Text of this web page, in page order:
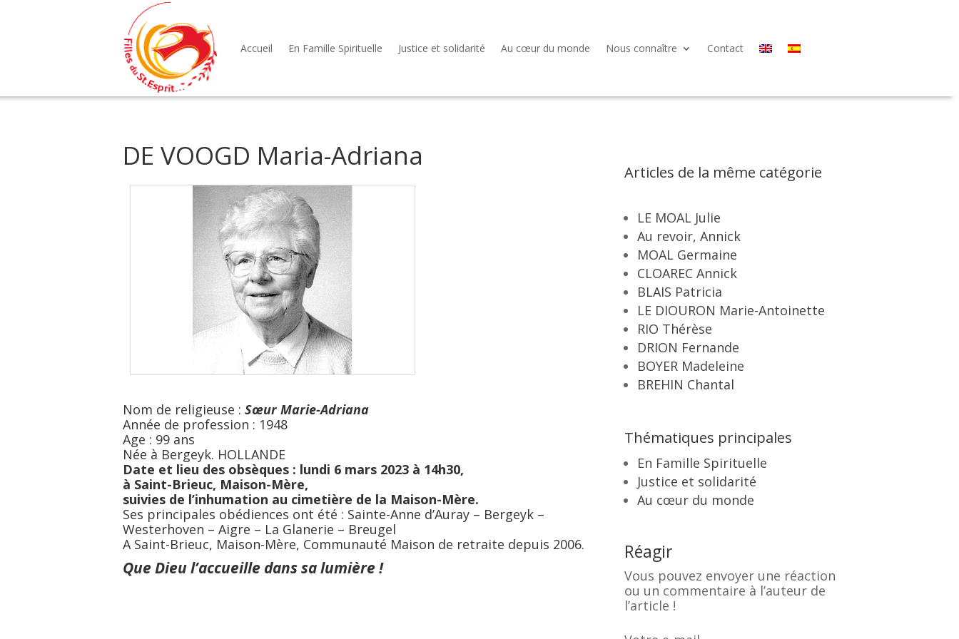
Accueil En Famille Spirituelle Justice et solidarité Au cœur du monde Nous connaître Contact
DE VOOGD Maria-Adriana
Nom de religieuse : Sœur Marie-Adriana
Année de profession : 1948
Age : 99 ans
Née à Bergeyk. HOLLANDE
Date et lieu des obsèques : lundi 6 mars 2023 à 14h30,
à Saint-Brieuc, Maison-Mère,
suivies de l’inhumation au cimetière de la Maison-Mère.
Ses principales obédiences ont été : Sainte-Anne d’Auray – Bergeyk –
Westerhoven – Aigre – La Glanerie – Breugel
A Saint-Brieuc, Maison-Mère, Communauté Maison de retraite depuis 2006.
Que Dieu l’accueille dans sa lumière !
Articles de la même catégorie
LE MOAL Julie
Au revoir, Annick
MOAL Germaine
CLOAREC Annick
BLAIS Patricia
LE DIOURON Marie-Antoinette
RIO Thérèse
DRION Fernande
BOYER Madeleine
BREHIN Chantal
Thématiques principales
En Famille Spirituelle
Justice et solidarité
Au cœur du monde
Réagir
Vous pouvez envoyer une réaction
ou un commentaire à l’auteur de
l’article !